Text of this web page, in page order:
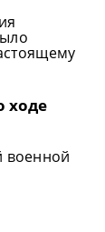
ходе
военной